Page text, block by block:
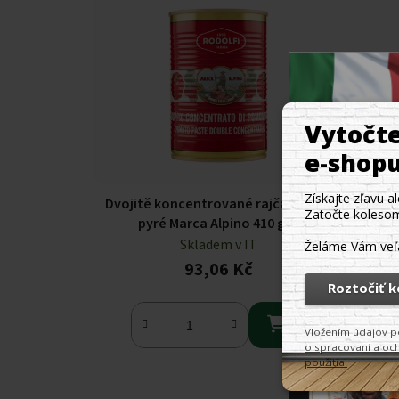
Dvojitě koncentrované rajčatové
pyré Marca Alpino 410 g
Skladem v IT
93,06 Kč

Dvojitý